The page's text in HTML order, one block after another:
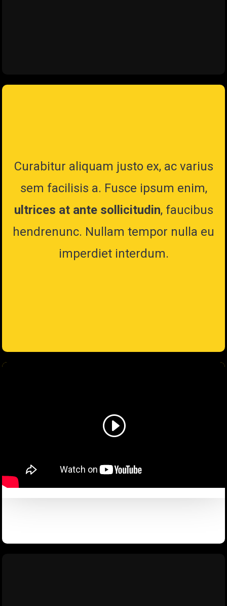
Curabitur aliquam justo ex, ac varius
sem facilisis a. Fusce ipsum enim,
ultrices at ante sollicitudin, faucibus
hendrenunc. Nullam tempor nulla eu
imperdiet interdum.